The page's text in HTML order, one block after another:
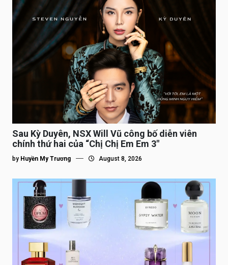
Sau Kỳ Duyên, NSX Will Vũ công bố diễn viên
chính thứ hai của “Chị Chị Em Em 3″
by Huyền My Trương August 8, 2026